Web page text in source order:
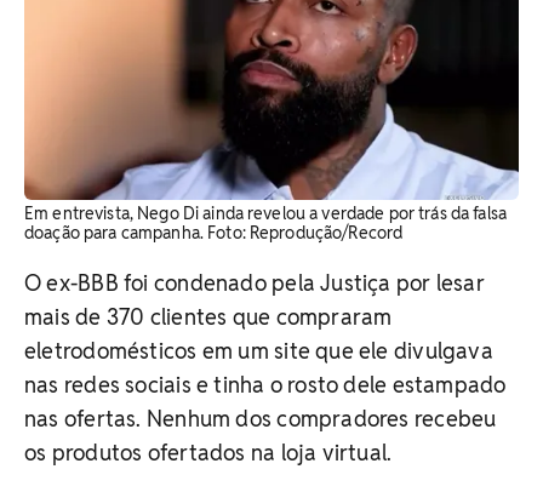
Em entrevista, Nego Di ainda revelou a verdade por trás da falsa
doação para campanha. Foto: Reprodução/Record
O ex-BBB foi condenado pela Justiça por lesar
mais de 370 clientes que compraram
eletrodomésticos em um site que ele divulgava
nas redes sociais e tinha o rosto dele estampado
nas ofertas. Nenhum dos compradores recebeu
os produtos ofertados na loja virtual.